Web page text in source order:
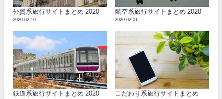
外資系旅行サイトまとめ 2020
2020.02.10
航空系旅行サイトまとめ 2020
2020.02.01
鉄道系旅行サイトまとめ 2020
こだわり系旅行サイトまとめ